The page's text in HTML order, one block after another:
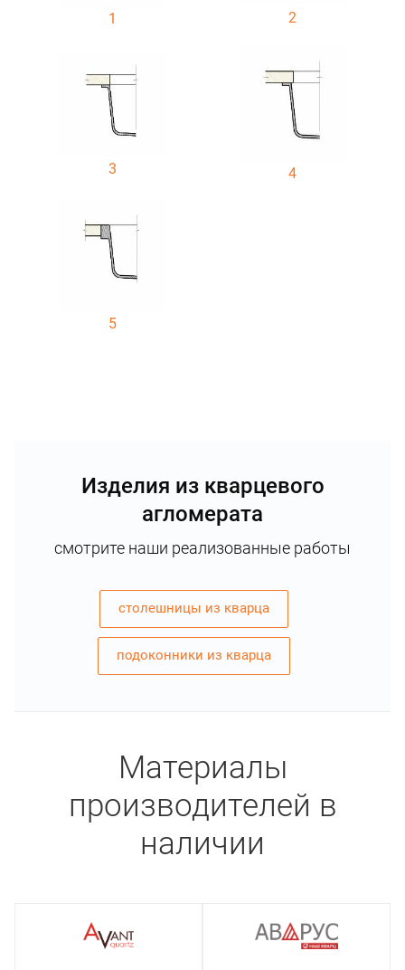
1 2
3 4
5
Изделия из кварцевого
агломерата
смотрите наши реализованные работы
столешницы из кварца
подоконники из кварца
Материалы
производителей в
наличии